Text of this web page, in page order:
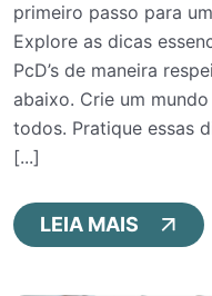
primeiro passo para
Explore as dicas
PcD’s de maneira
abaixo. Crie um
todos. Pratique essas
[...]
LEIA MAIS